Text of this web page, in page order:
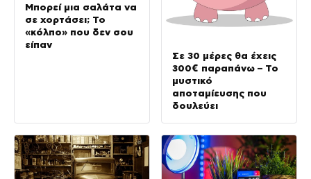
Μπορεί μια σαλάτα να
σε χορτάσει; Το
«κόλπο» που δεν σου
είπαν
Σε 30 μέρες θα έχεις
300€ παραπάνω – Το
μυστικό
αποταμίευσης που
δουλεύει